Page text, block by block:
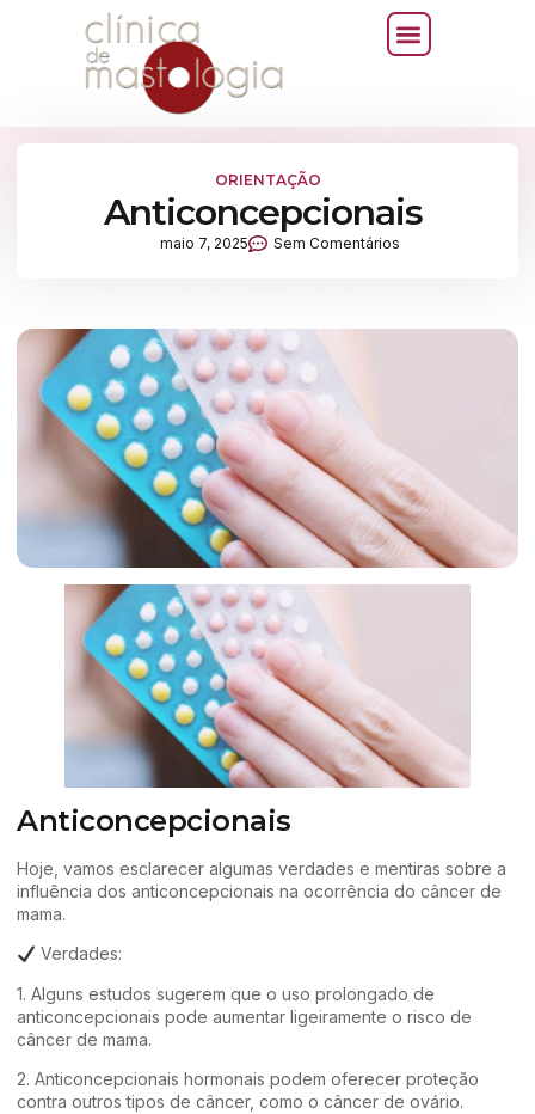
ORIENTAÇÃO
Anticoncepcionais
maio 7, 2025 Sem Comentários
Anticoncepcionais
Hoje, vamos esclarecer algumas verdades e mentiras sobre a
influência dos anticoncepcionais na ocorrência do câncer de
mama.
Verdades:
1. Alguns estudos sugerem que o uso prolongado de
anticoncepcionais pode aumentar ligeiramente o risco de
câncer de mama.
2. Anticoncepcionais hormonais podem oferecer proteção
contra outros tipos de câncer, como o câncer de ovário.